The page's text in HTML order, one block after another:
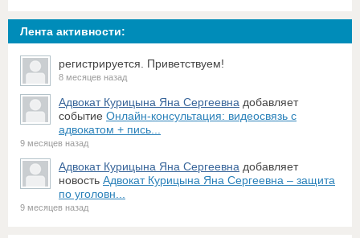
Лента активности:
регистрируется. Приветствуем!
8 месяцев назад
Адвокат Курицына Яна Сергеевна добавляет
событие Онлайн-консультация: видеосвязь с
адвокатом + пись...
9 месяцев назад
Адвокат Курицына Яна Сергеевна добавляет
новость Адвокат Курицына Яна Сергеевна – защита
по уголовн...
9 месяцев назад